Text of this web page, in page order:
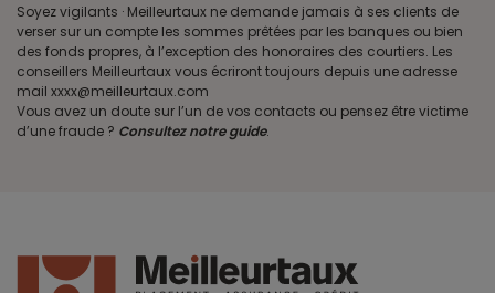
Soyez vigilants · Meilleurtaux ne demande jamais à ses clients de
verser sur un compte les sommes prêtées par les banques ou bien
des fonds propres, à l’exception des honoraires des courtiers. Les
conseillers Meilleurtaux vous écriront toujours depuis une adresse
mail xxxx@meilleurtaux.com
Vous avez un doute sur l’un de vos contacts ou pensez être victime
d’une fraude ? Consultez notre guide.